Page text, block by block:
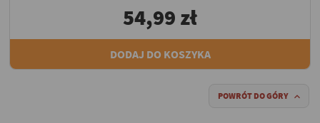
54,99 zł
DODAJ DO KOSZYKA
POWRÓT DO GÓRY 